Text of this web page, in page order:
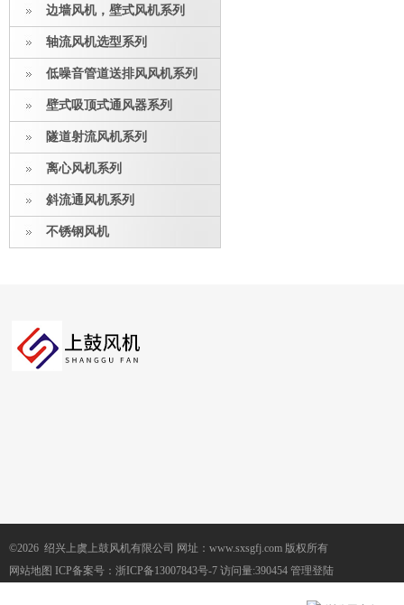
边墙风机，壁式风机系列
轴流风机选型系列
低噪音管道送排风风机系列
壁式吸顶式通风器系列
隧道射流风机系列
离心风机系列
斜流通风机系列
不锈钢风机
©2026 绍兴上虞上鼓风机有限公司 网址：www.sxsgfj.com 版权所有
网站地图 ICP备案号： 浙ICP备13007843号-7 访问量:390454 管理登陆